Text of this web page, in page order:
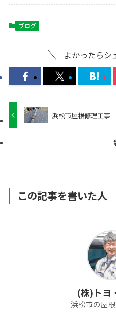
ブログ
よかったらシ
浜松市屋根修理工事
この記事を書いた人
(株)トヨ
浜松市の屋